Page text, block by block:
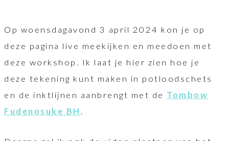
Op woensdagavond 3 april 2024 kon je op
deze pagina live meekijken en meedoen met
deze workshop. Ik laat je hier zien hoe je
deze tekening kunt maken in potloodschets
en de inktlijnen aanbrengt met de Tombow
Fudenosuke BH .